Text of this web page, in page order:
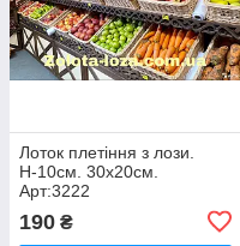
Лоток плетіння з лози.
Н-10см. 30х20см.
Арт:3222
190 ₴